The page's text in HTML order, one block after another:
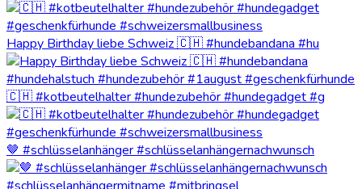
Happy Birthday liebe Schweiz 🇨🇭 #hundebandana #hu
🇨🇭 #kotbeutelhalter #hundezubehör #hundegadget #g
🤎 #schlüsselanhänger #schlüsselanhängernachwunsch